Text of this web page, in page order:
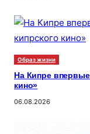
Образ жизни
На Кипре
кино»
06.08.2026